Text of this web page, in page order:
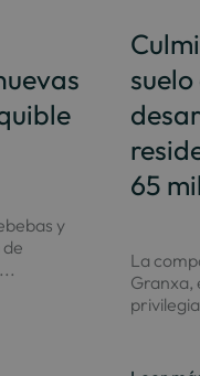
y
65
La
Granxa,